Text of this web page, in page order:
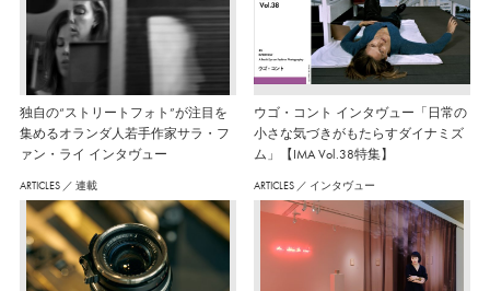
独自の“ストリートフォト”が注目を
集めるオランダ人若手作家サラ・フ
ァン・ライ インタヴュー
ウゴ・コント インタヴュー「日常の
小さな気づきがもたらすダイナミズ
ム」【IMA Vol.38特集】
ARTICLES ／ 連載 ARTICLES ／ インタヴュー